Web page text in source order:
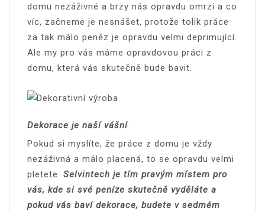
domu nezáživné a brzy nás opravdu omrzí a co
víc, začneme je nesnášet, protože tolik práce
za tak málo peněz je opravdu velmi deprimující.
Ale my pro vás máme opravdovou práci z
domu, která vás skutečně bude bavit.
Dekorace je naší vášní
Pokud si myslíte, že práce z domu je vždy
nezáživná a málo placená, to se opravdu velmi
pletete. Selvintech je tím pravým místem pro
vás, kde si své peníze skutečně vyděláte a
pokud vás baví dekorace, budete v sedmém